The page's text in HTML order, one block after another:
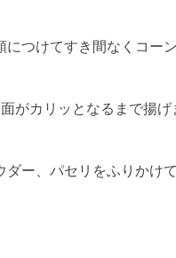
つけてすき間なくコー
がカリッとなるまで揚げ
ー、パセリをふりかけて